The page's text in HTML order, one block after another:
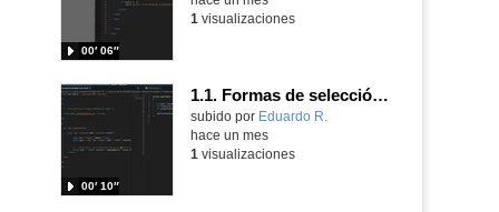
00′ 06″
1 visualizaciones
1.1. Formas de selección del objeto Form 5
Contenido educativo.
subido por Eduardo R.
00′ 10″
hace un mes
1 visualizaciones